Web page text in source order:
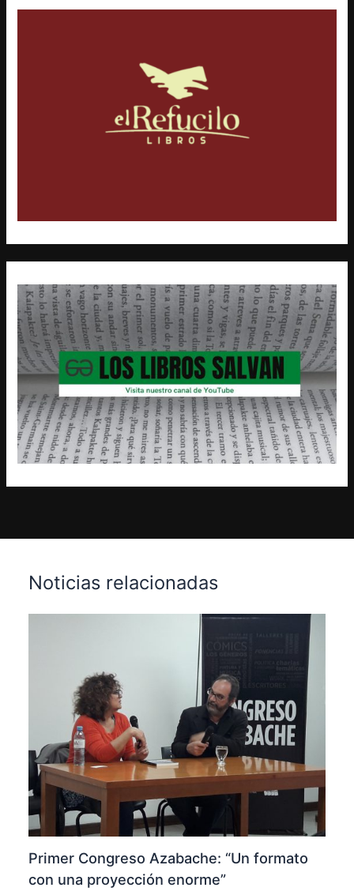
Noticias relacionadas
Primer Congreso Azabache: “Un formato
con una proyección enorme”